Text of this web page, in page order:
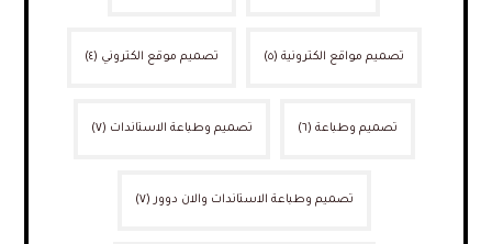
تصميم مواقع الكترونية (٥) تصميم موقع الكتروني (٤)
تصميم وطباعة (٦) تصميم وطباعة الاستاندات (٧)
تصميم وطباعة الاستاندات والان دوور (٧)